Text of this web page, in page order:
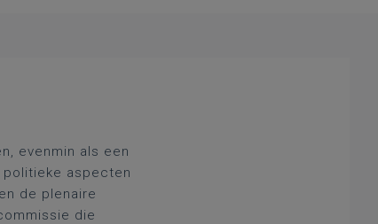
evenmin als een
politieke aspecten
de plenaire
die